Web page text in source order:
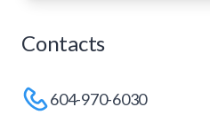
Contacts
604-970-6030